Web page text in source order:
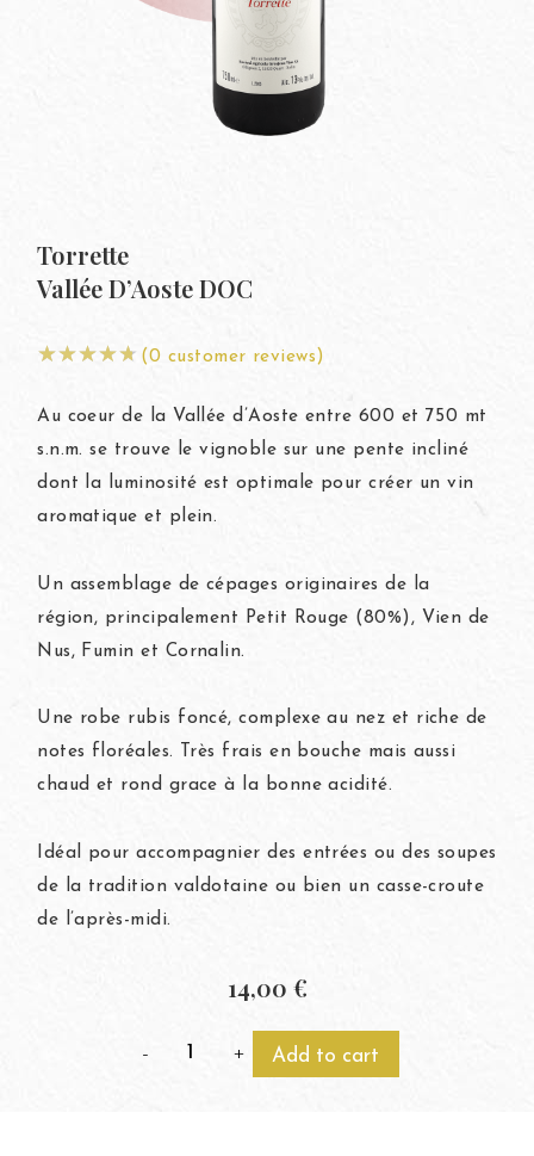
Torrette
Vallée D’Aoste DOC
(0 customer reviews)
Au coeur de la Vallée d’Aoste entre 600 et 750 mt
s.n.m. se trouve le vignoble sur une pente incliné
dont la luminosité est optimale pour créer un vin
aromatique et plein.
Un assemblage de cépages originaires de la
région, principalement Petit Rouge (80%), Vien de
Nus, Fumin et Cornalin.
Une robe rubis foncé, complexe au nez et riche de
notes floréales. Très frais en bouche mais aussi
chaud et rond grace à la bonne acidité.
Idéal pour accompagnier des entrées ou des soupes
de la tradition valdotaine ou bien un casse-croute
de l’après-midi.
14,00 €
- + Add to cart